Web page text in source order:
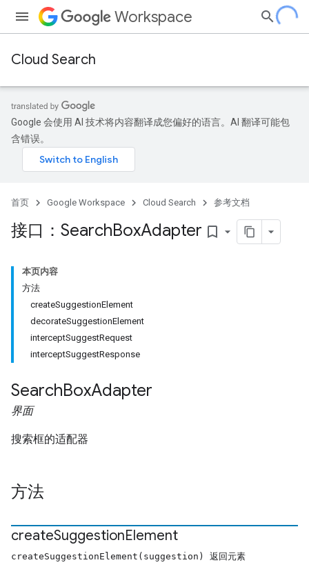
Workspace
Cloud Search
Google 会使用 AI 技术将内容翻译成您偏好的语言。AI 翻译可能包
含错误。
首页 Google Workspace Cloud Search 参考文档
接口：SearchBoxAdapter bookmark_border
本页内容
方法
createSuggestionElement
decorateSuggestionElement
interceptSuggestRequest
interceptSuggestResponse
SearchBoxAdapter
界面
搜索框的适配器
方法
createSuggestionElement
createSuggestionElement(suggestion) 返回元素